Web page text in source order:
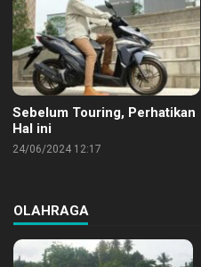
Sebelum Touring, Perhatikan
Hal ini
24/06/2024 12:17
OLAHRAGA